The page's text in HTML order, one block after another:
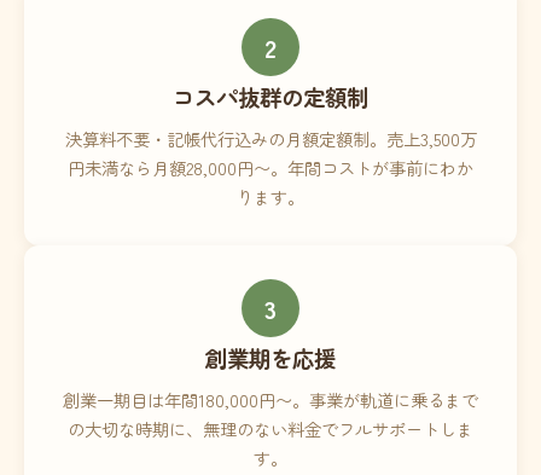
2
コスパ抜群の定額制
決算料不要・記帳代行込みの月額定額制。売上3,500万
円未満なら月額28,000円〜。年間コストが事前にわか
ります。
3
創業期を応援
創業一期目は年間180,000円〜。事業が軌道に乗るまで
の大切な時期に、無理のない料金でフルサポートしま
す。